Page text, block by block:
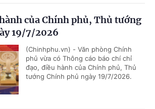
của Chính phủ, Thủ tướng
19/7/2026
(Chinhphu.vn) - Văn phòng Chính
phủ vừa có Thông cáo báo chí chỉ
đạo, điều hành của Chính phủ, Thủ
tướng Chính phủ ngày 19/7/2026.